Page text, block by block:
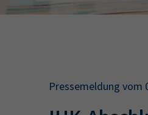
Pressemeldung vom